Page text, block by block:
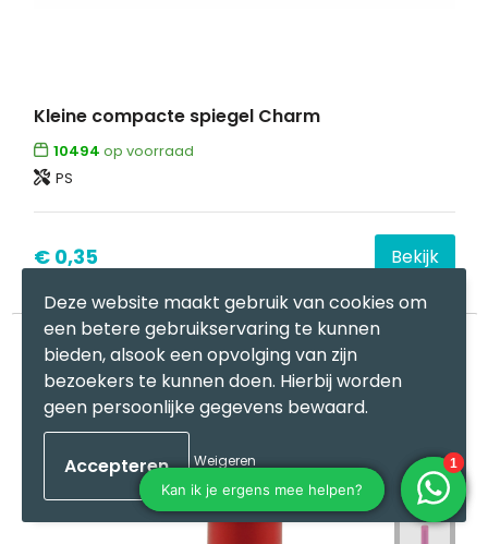
Kleine compacte spiegel Charm
10494 op voorraad
PS
€ 0,35
Bekijk
Deze website maakt gebruik van cookies om
een betere gebruikservaring te kunnen
bieden, alsook een opvolging van zijn
bezoekers te kunnen doen. Hierbij worden
geen persoonlijke gegevens bewaard.
Weigeren